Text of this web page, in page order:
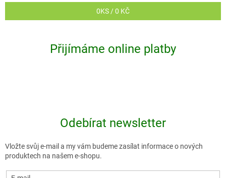
0KS /0 KČ
Přijímáme online platby
Odebírat newsletter
Vložte svůj e-mail a my vám budeme zasílat informace o nových
produktech na našem e-shopu.